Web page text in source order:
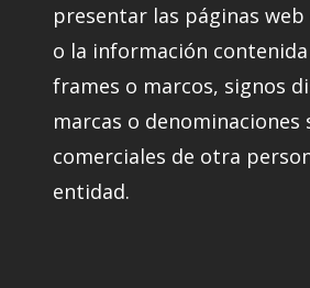
presentar las páginas web
o la información
frames o marcos, signos
marcas o denominaciones
comerciales de otra
entidad.